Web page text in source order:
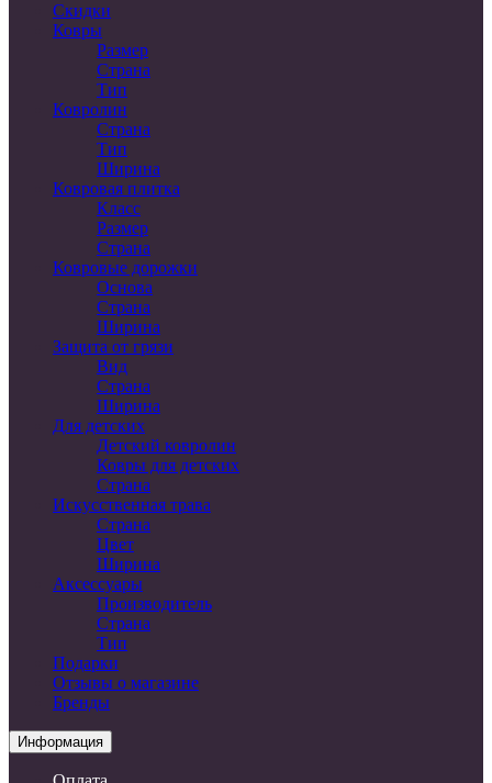
Скидки
Ковры
Размер
Страна
Тип
Ковролин
Страна
Тип
Ширина
Ковровая плитка
Класс
Размер
Страна
Ковровые дорожки
Основа
Страна
Ширина
Защита от грязи
Вид
Страна
Ширина
Для детских
Детский ковролин
Ковры для детских
Страна
Искусственная трава
Страна
Цвет
Ширина
Аксессуары
Производитель
Страна
Тип
Подарки
Отзывы о магазине
Бренды
Информация